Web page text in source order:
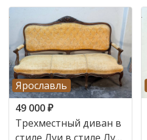
Ярославль
49 000₽
Трехместный диван в